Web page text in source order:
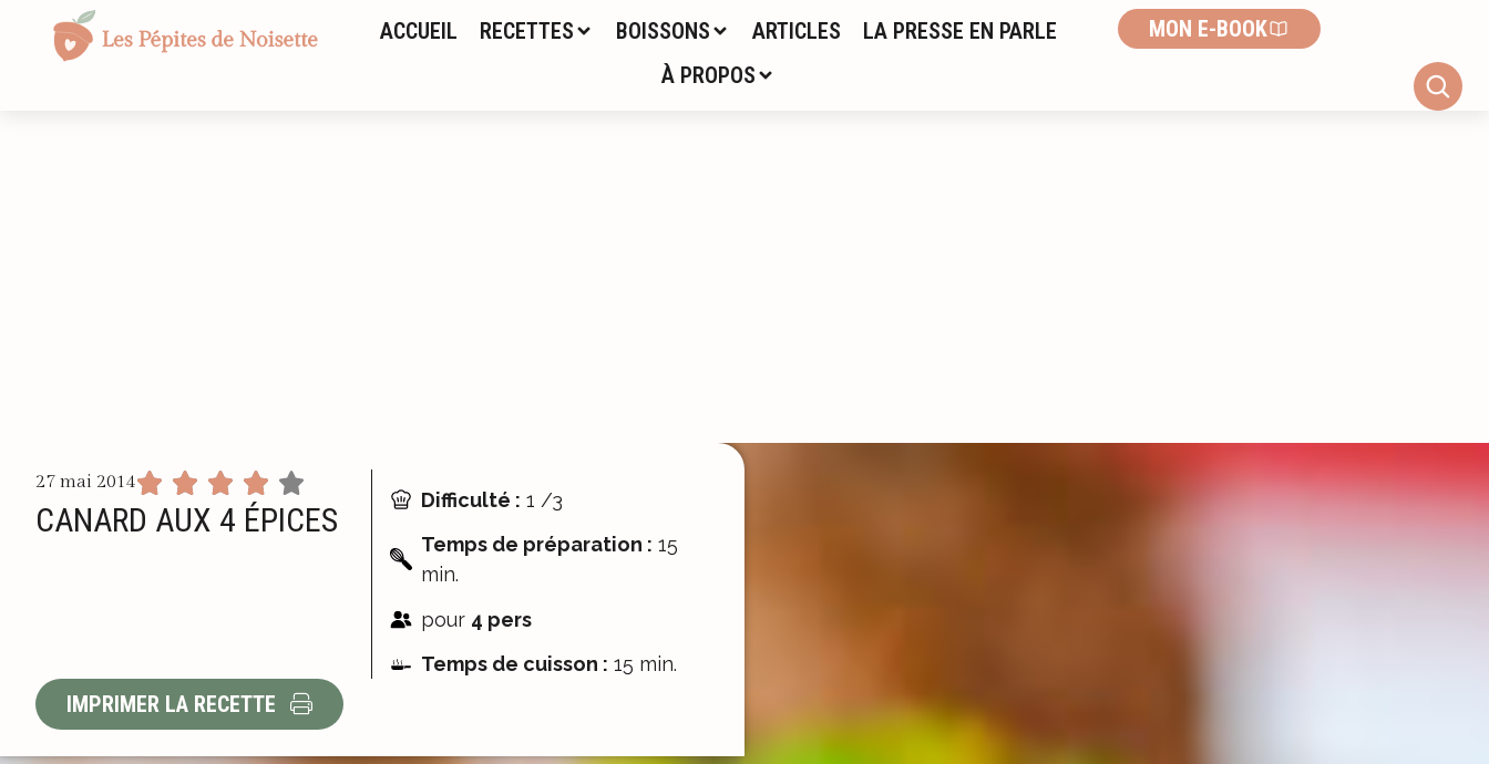
ACCUEIL RECETTES BOISSONS ARTICLES
LA PRESSE EN PARLE
À PROPOS
MON E-BOOK
27 mai 2014
CANARD AUX 4 ÉPICES
Difficulté : 1 /3
Temps de préparation : 15
min.
pour 4 pers
Temps de cuisson : 15 min.
IMPRIMER LA RECETTE